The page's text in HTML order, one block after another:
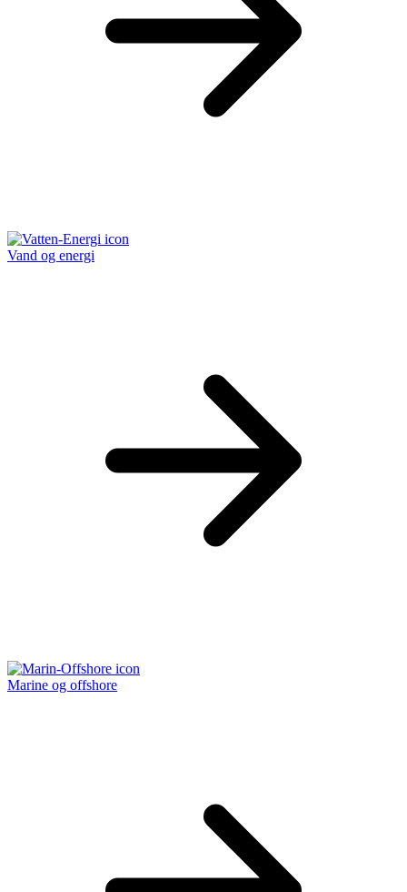
Vand og energi
Marine og offshore